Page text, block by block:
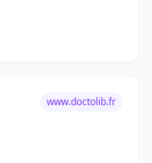
www.doctolib.fr